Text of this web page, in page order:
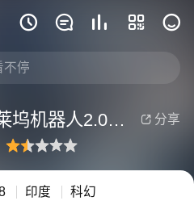
    
重生归来(普通话
 分享
宝莱坞机器人2.0：重生归来(普通话版)
印度
科幻